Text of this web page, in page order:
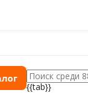
{{tab}}